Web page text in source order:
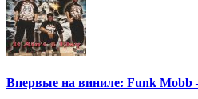
Впервые на виниле: Funk Mobb